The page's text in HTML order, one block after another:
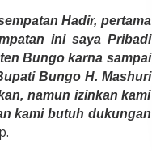
Hadir, pertama
ini saya Pribadi
Bungo karna sampai
Bungo H. Mashuri
namun izinkan kami
kami butuh dukungan